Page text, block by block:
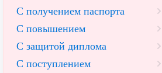
С получением паспорта
С повышением
С защитой диплома
С поступлением